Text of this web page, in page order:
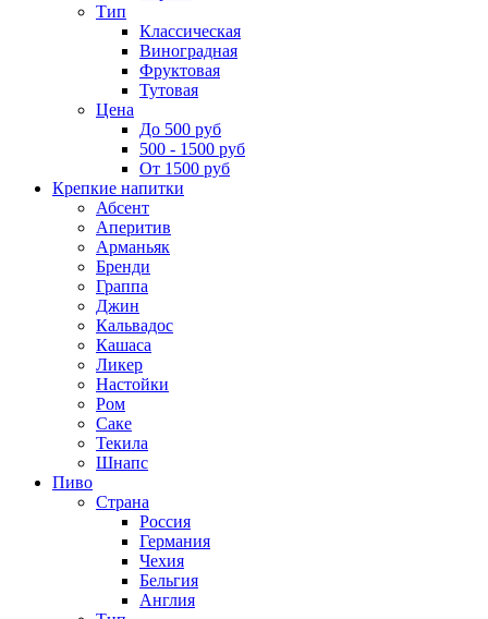
Тип
Классическая
Виноградная
Фруктовая
Тутовая
Цена
До 500 руб
500 - 1500 руб
От 1500 руб
Крепкие напитки
Абсент
Аперитив
Арманьяк
Бренди
Граппа
Джин
Кальвадос
Кашаса
Ликер
Настойки
Ром
Саке
Текила
Шнапс
Пиво
Страна
Россия
Германия
Чехия
Бельгия
Англия